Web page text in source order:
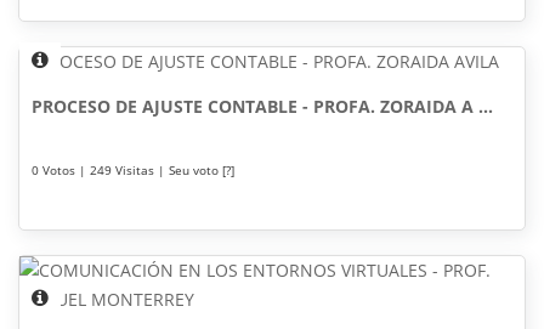
PROCESO DE AJUSTE CONTABLE - PROFA. ZORAIDA A ...
0 Votos | 249 Visitas | Seu voto [?]